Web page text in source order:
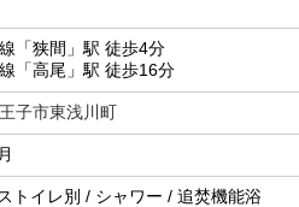
「狭間」駅 徒歩4分
「高尾」駅 徒歩16分
子市東浅川町
トイレ別 / シャワー / 追焚機能浴